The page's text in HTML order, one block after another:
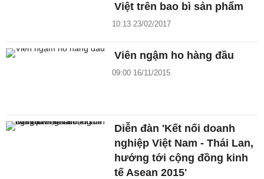
Việt trên bao bì sản phẩm
10:13 23/02/2017
Viên ngậm ho hàng đầu
09:00 16/11/2015
Diễn đàn 'Kết nối doanh
nghiệp Việt Nam - Thái Lan,
hướng tới cộng đồng kinh
tế Asean 2015'